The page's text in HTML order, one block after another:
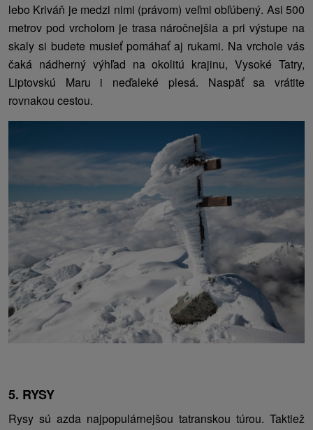
lebo Kriváň je medzi nimi (právom) veľmi obľúbený. Asi 500
metrov pod vrcholom je trasa náročnejšia a pri výstupe na
skaly si budete musieť pomáhať aj rukami. Na vrchole vás
čaká nádherný výhľad na okolitú krajinu, Vysoké Tatry,
Liptovskú Maru i neďaleké plesá. Naspäť sa vrátite
rovnakou cestou.
5. RYSY
Rysy sú azda najpopulárnejšou tatranskou túrou. Taktiež